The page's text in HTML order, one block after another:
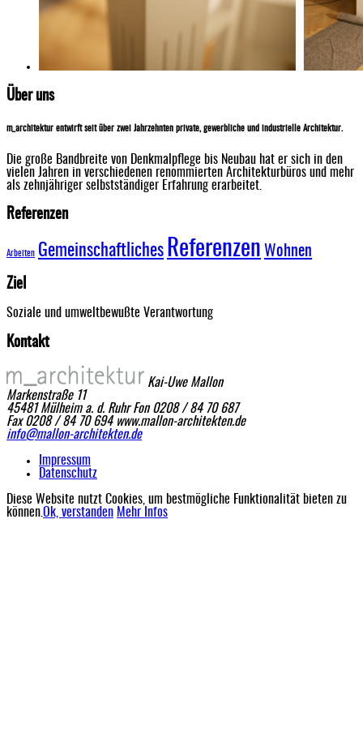
Über uns
m_architektur entwirft seit über zwei Jahrzehnten private, gewerbliche und industrielle Architektur.
Die große Bandbreite von Denkmalpflege bis Neubau hat er sich in den
vielen Jahren in verschiedenen renommierten Architekturbüros und mehr
als zehnjähriger selbstständiger Erfahrung erarbeitet.
Referenzen
Arbeiten Gemeinschaftliches Referenzen Wohnen
Ziel
Soziale und umweltbewußte Verantwortung
Kontakt
Kai-Uwe Mallon
Markenstraße 11
45481 Mülheim a. d. Ruhr Fon 0208 / 84 70 687
Fax 0208 / 84 70 694 www.mallon-architekten.de
info@mallon-architekten.de
Impressum
Datenschutz
Diese Website nutzt Cookies, um bestmögliche Funktionalität bieten zu
können.Ok, verstanden Mehr Infos